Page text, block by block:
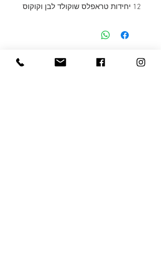
12 יחידות טראפלס שוקולד לבן וקוקוס